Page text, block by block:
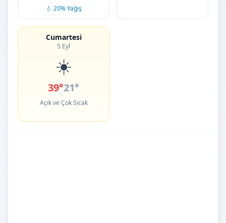
💧 20% Yağış
Cumartesi
5 Eyl
☀️
39°21°
Açık ve Çok Sıcak